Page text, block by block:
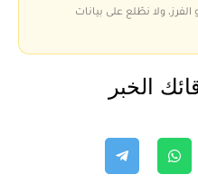
ولا نطّلع على بيانات
الخبر